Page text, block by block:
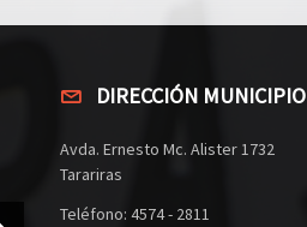
DIRECCIÓN MUNICIPIO
Avda. Ernesto Mc. Alister 1732
Tarariras
Teléfono: 4574 - 2811